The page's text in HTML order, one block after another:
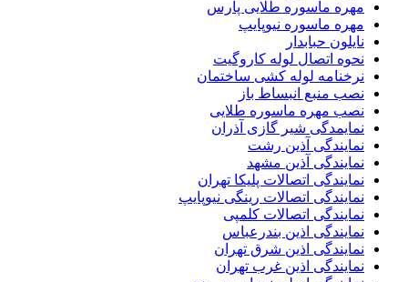
مهره ماسوره طلایی پارس
مهره ماسوره نیوپایپ
نایلون حبابدار
نحوه اتصال لوله کاروگیت
نرخنامه لوله کشی ساختمان
نصب منبع انبساط باز
نصب مهره ماسوره طلایی
نمایمدگی شیر گازی آذران
نمایندگی آذین رشت
نمایندگی آذین مشهد
نمایندگی اتصالات پلیکا تهران
نمایندگی اتصالات رینگی نیوپایپ
نمایندگی اتصالات کلمپی
نمایندگی اذین بندرعباس
نمایندگی اذین شرق تهران
نمایندگی اذین غرب تهران